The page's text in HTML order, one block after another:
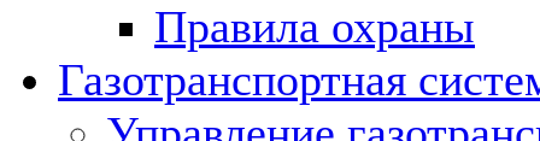
Правила охраны
Газотранспортная